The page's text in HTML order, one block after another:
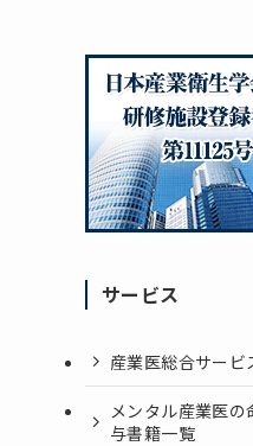
サービス
産業医総合サービ
メンタル産業医
与書籍一覧